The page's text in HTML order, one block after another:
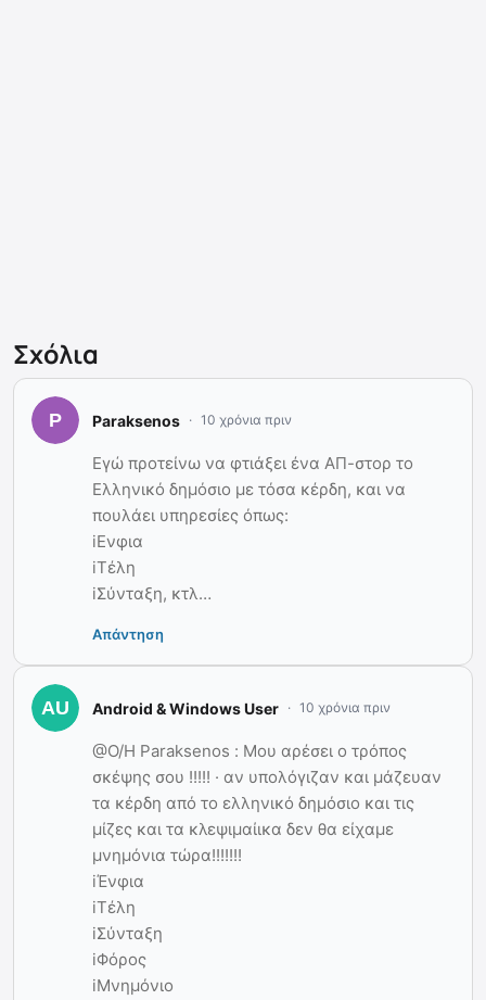
Σχόλια
Paraksenos 10 χρόνια πριν
Εγώ προτείνω να φτιάξει ένα ΑΠ-στορ το
Ελληνικό δημόσιο με τόσα κέρδη, και να
πουλάει υπηρεσίες όπως:
iΕνφια
iΤέλη
iΣύνταξη, κτλ…
Απάντηση
Android & Windows User 10 χρόνια πριν
@Ο/Η Paraksenos : Μου αρέσει ο τρόπος
σκέψης σου !!!!! · αν υπολόγιζαν και μάζευαν
τα κέρδη από το ελληνικό δημόσιο και τις
μίζες και τα κλεψιμαίικα δεν θα είχαμε
μνημόνια τώρα!!!!!!!
iΈνφια
iΤέλη
iΣύνταξη
iΦόρος
iΜνημόνιο